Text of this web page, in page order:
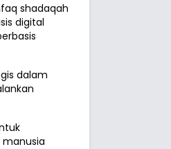
shadaqah
digital
dalam